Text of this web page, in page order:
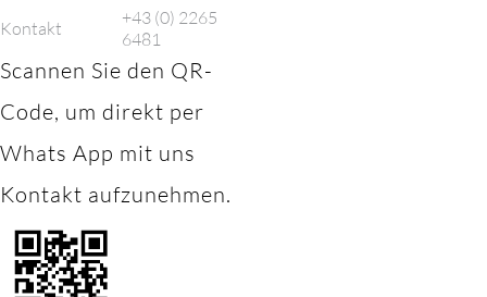
Kontakt
+43 (0) 2265
6481
Scannen Sie den QR-
Code, um direkt per
Whats App mit uns
Kontakt aufzunehmen.